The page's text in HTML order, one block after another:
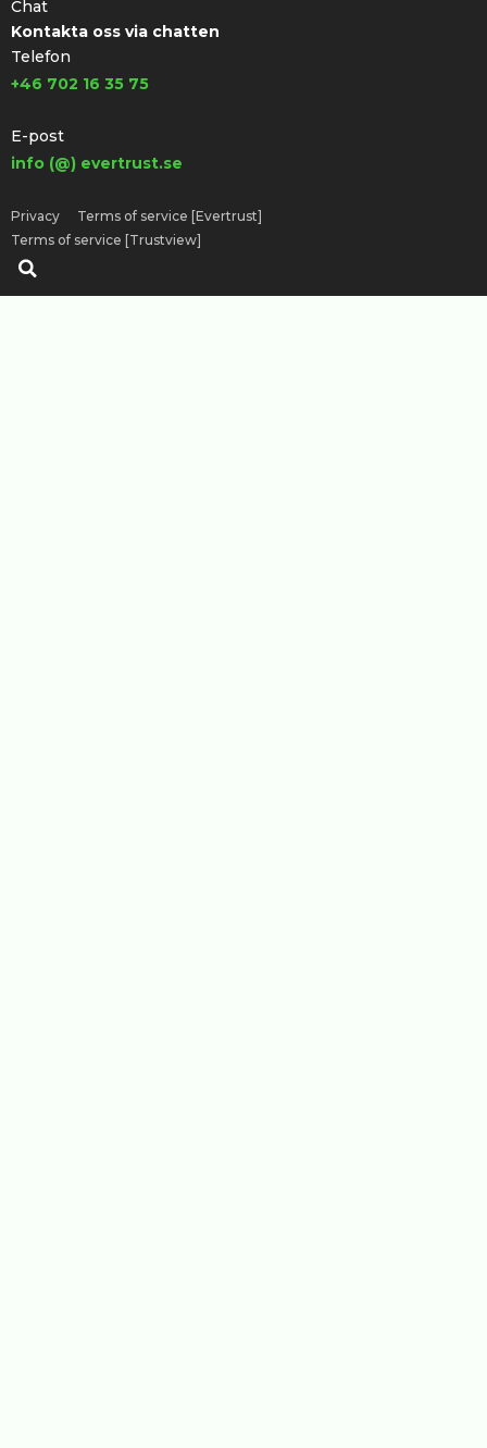
Chat
Kontakta oss via chatten
Telefon
+46 702 16 35 75
E-post
info (@) evertrust.se
Privacy
Terms of service [Evertrust]
Terms of service [Trustview]
Sök